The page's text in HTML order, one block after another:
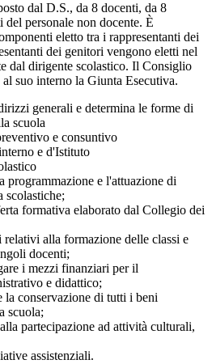
dal D.S., da 8 docenti, da 8
del personale non docente. È
eletto tra i rappresentanti dei
dei genitori vengono eletti nel
dal dirigente scolastico. Il Consiglio
suo interno la Giunta Esecutiva.
generali e determina le forme di
scuola
e consuntivo
e d'Istituto
programmazione e l'attuazione di
scolastiche;
formativa elaborato dal Collegio dei
alla formazione delle classi e
docenti;
i mezzi finanziari per il
e didattico;
la conservazione di tutti i beni
scuola;
partecipazione ad attività culturali,
assistenziali.